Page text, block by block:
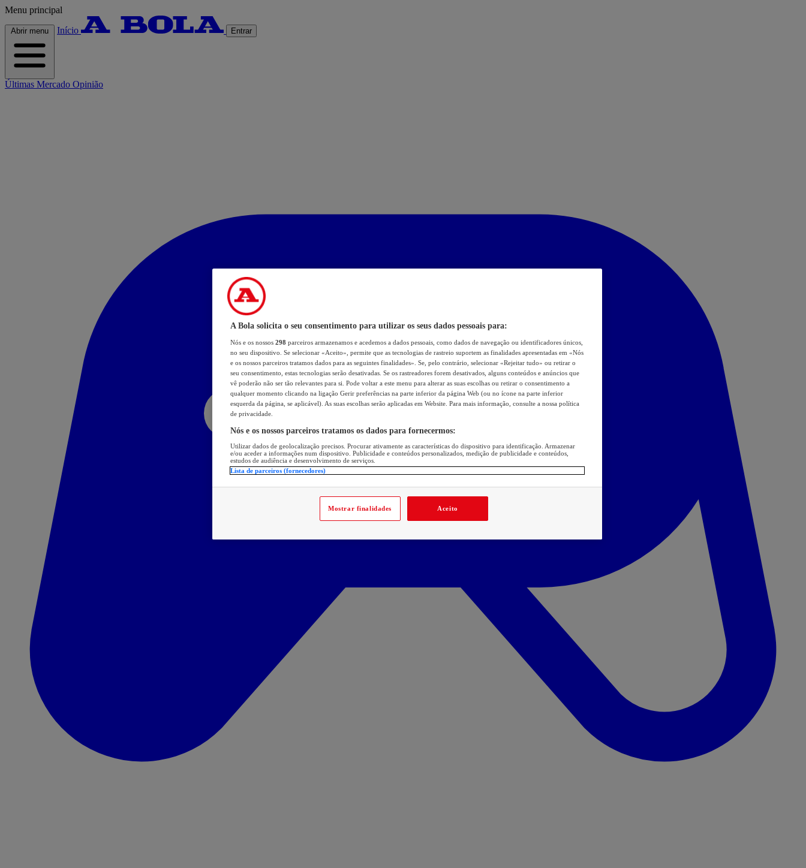
Menu principal
Abrir menu Início Entrar
Últimas Mercado Opinião
A Bola solicita o seu consentimento para utilizar os seus dados pessoais para:
Nós e os nossos 298 parceiros armazenamos e acedemos a dados pessoais, como dados de navegação ou identificadores únicos,
no seu dispositivo. Se selecionar «Aceito», permite que as tecnologias de rastreio suportem as finalidades apresentadas em «Nós
e os nossos parceiros tratamos dados para as seguintes finalidades». Se, pelo contrário, selecionar «Rejeitar tudo» ou retirar o
seu consentimento, estas tecnologias serão desativadas. Se os rastreadores forem desativados, alguns conteúdos e anúncios que
vê poderão não ser tão relevantes para si. Pode voltar a este menu para alterar as suas escolhas ou retirar o consentimento a
qualquer momento clicando na ligação Gerir preferências na parte inferior da página Web (ou no ícone na parte inferior
esquerda da página, se aplicável). As suas escolhas serão aplicadas em Website. Para mais informação, consulte a nossa política
de privacidade.
Nós e os nossos parceiros tratamos os dados para fornecermos:
Utilizar dados de geolocalização precisos. Procurar ativamente as características do dispositivo para identificação. Armazenar
e/ou aceder a informações num dispositivo. Publicidade e conteúdos personalizados, medição de publicidade e conteúdos,
estudos de audiência e desenvolvimento de serviços.
Lista de parceiros (fornecedores)
Mostrar finalidades Aceito